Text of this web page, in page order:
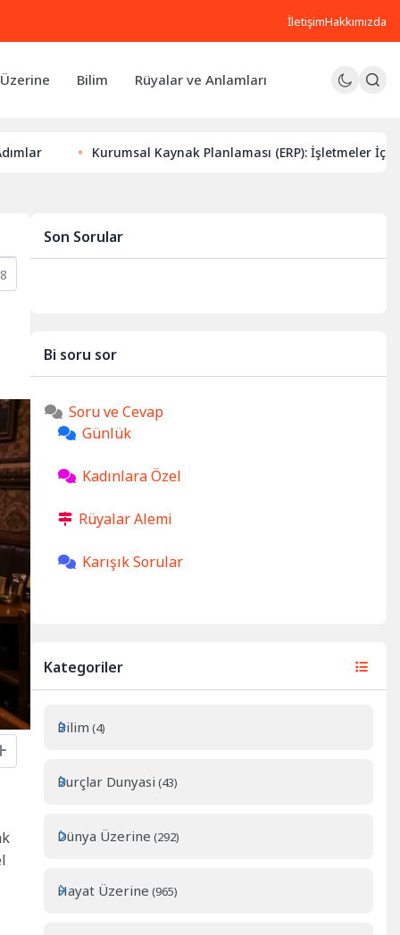
İletişimHakkımızda
Bilim Rüyalar ve Anlamları
Kurumsal Kaynak Planlaması (ERP): İşletmeler İçin Dijital
Son Sorular
Bi soru sor
Soru ve Cevap
Günlük
Kadınlara Özel
Rüyalar Alemi
Karışık Sorular
Kategoriler
Bilim (4)
Burçlar Dunyasi (43)
Dünya Üzerine (292)
Hayat Üzerine (965)